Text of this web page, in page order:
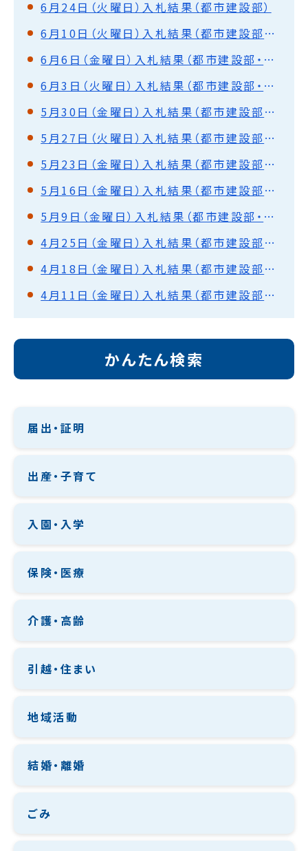
6月24日（火曜日）入札結果（都市建設部）
6月10日（火曜日）入札結果（都市建設部・水道部）
6月6日（金曜日）入札結果（都市建設部・水道部）
6月3日（火曜日）入札結果（都市建設部・水道部）
5月30日（金曜日）入札結果（都市建設部・水道部）
5月27日（火曜日）入札結果（都市建設部・水道部）
5月23日（金曜日）入札結果（都市建設部・水道部）
5月16日（金曜日）入札結果（都市建設部・水道部）
5月9日（金曜日）入札結果（都市建設部・水道部）
4月25日（金曜日）入札結果（都市建設部・水道部）
4月18日（金曜日）入札結果（都市建設部・水道部）
4月11日（金曜日）入札結果（都市建設部・水道部）
かんたん検索
届出・証明
出産・子育て
入園・入学
保険・医療
介護・高齢
引越・住まい
地域活動
結婚・離婚
ごみ